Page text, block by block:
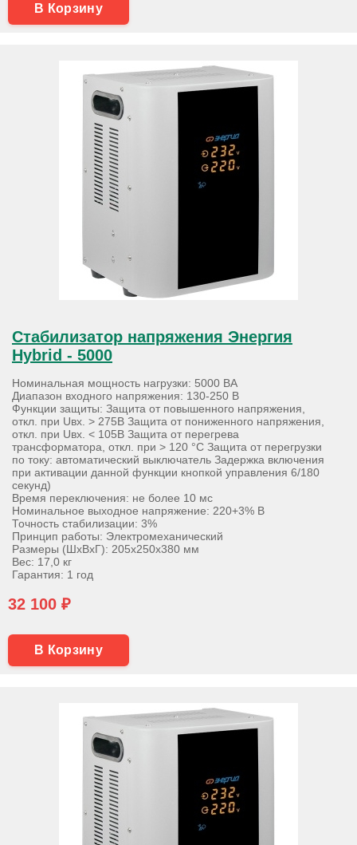
В Корзину
Стабилизатор напряжения Энергия
Hybrid - 5000
Номинальная мощность нагрузки: 5000 ВА
Диапазон входного напряжения: 130-250 В
Функции защиты: Защита от повышенного напряжения,
откл. при Uвх. > 275В Защита от пониженного напряжения,
откл. при Uвх. < 105В Защита от перегрева
трансформатора, откл. при > 120 °С Защита от перегрузки
по току: автоматический выключатель Задержка включения
при активации данной функции кнопкой управления 6/180
секунд)
Время переключения: не более 10 мс
Номинальное выходное напряжение: 220+3% В
Точность стабилизации: 3%
Принцип работы: Электромеханический
Размеры (ШхВхГ): 205х250х380 мм
Вес: 17,0 кг
Гарантия: 1 год
32 100 ₽
В Корзину